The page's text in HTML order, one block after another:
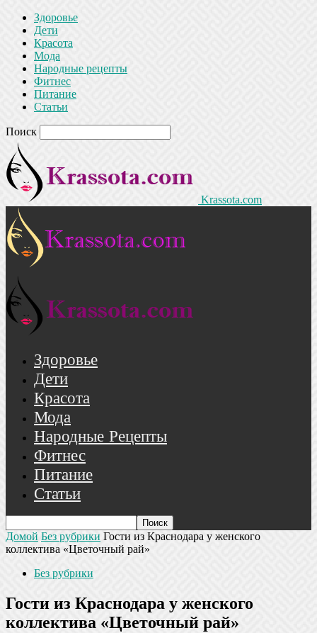
Здоровье
Дети
Красота
Мода
Народные рецепты
Фитнес
Питание
Статьи
Поиск
Krassota.com
Здоровье
Дети
Красота
Мода
Народные Рецепты
Фитнес
Питание
Статьи
Домой Без рубрики Гости из Краснодара у женского
коллектива «Цветочный рай»
Без рубрики
Гости из Краснодара у женского
коллектива «Цветочный рай»